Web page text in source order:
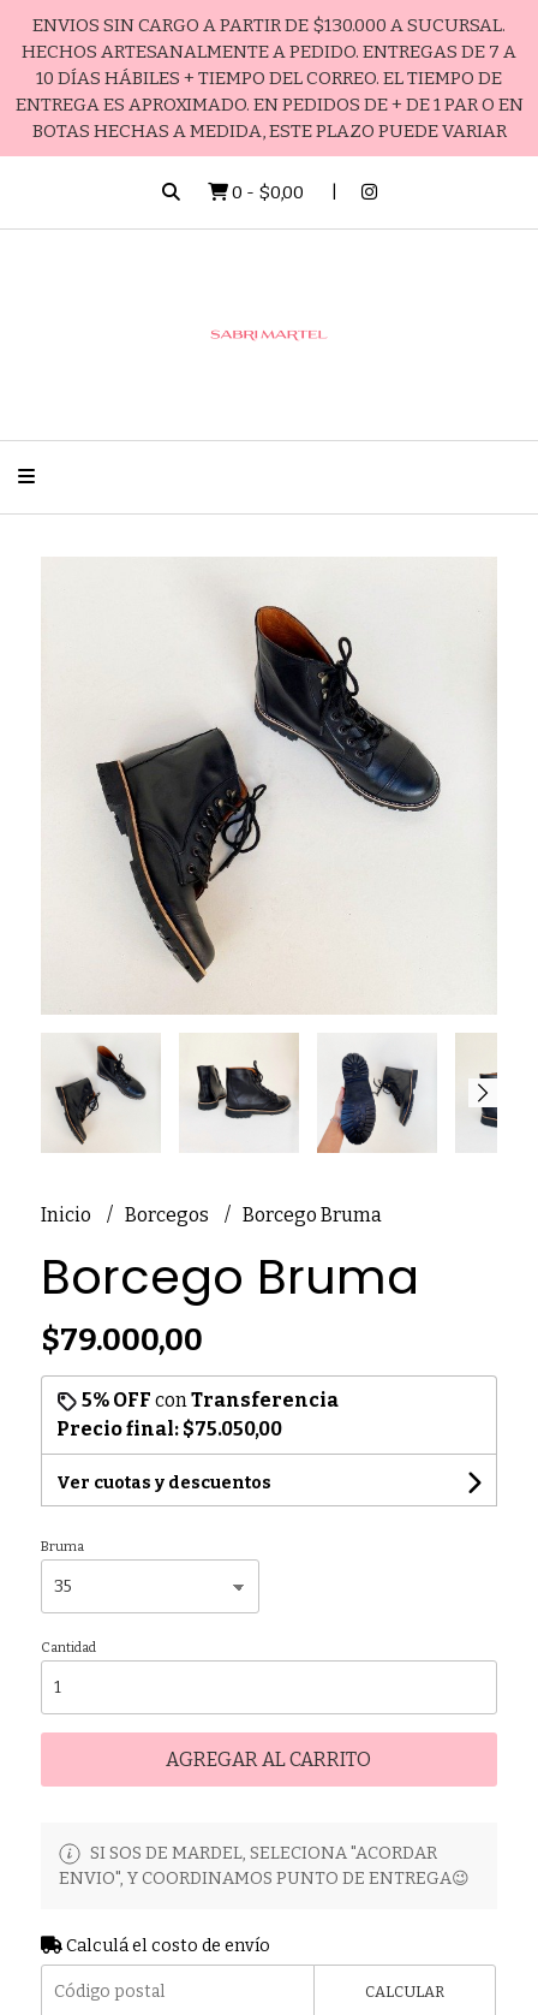
ENVIOS SIN CARGO A PARTIR DE $130.000 A SUCURSAL.
HECHOS ARTESANALMENTE A PEDIDO. ENTREGAS DE 7 A
10 DÍAS HÁBILES + TIEMPO DEL CORREO. EL TIEMPO DE
ENTREGA ES APROXIMADO. EN PEDIDOS DE + DE 1 PAR O EN
BOTAS HECHAS A MEDIDA, ESTE PLAZO PUEDE VARIAR
0 - $0,00
Inicio Borcegos Borcego Bruma
Borcego Bruma
$79.000,00
5% OFF con Transferencia
Precio final: $75.050,00
Ver cuotas y descuentos
Bruma
Cantidad
AGREGAR AL CARRITO
SI SOS DE MARDEL, SELECIONA "ACORDAR
ENVIO", Y COORDINAMOS PUNTO DE ENTREGA😉
Calculá el costo de envío
CALCULAR